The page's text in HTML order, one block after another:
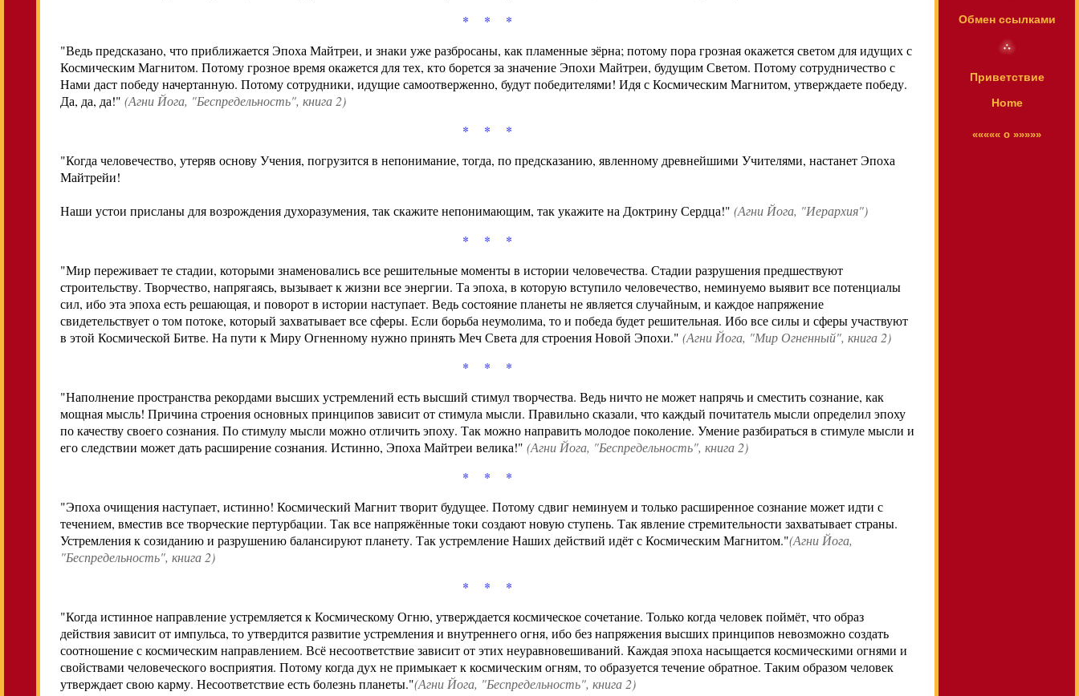
* * *
"Ведь предсказано, что приближается Эпоха Майтреи, и знаки уже разбросаны, как пламенные зёрна; потому пора грозная окажется светом для идущих с
Космическим Магнитом. Потому грозное время окажется для тех, кто борется за значение Эпохи Майтреи, будущим Светом. Потому сотрудничество с
Нами даст победу начертанную. Потому сотрудники, идущие самоотверженно, будут победителями! Идя с Космическим Магнитом, утверждаете победу.
Да, да, да!" (Агни Йога, "Беспредельность", книга 2)
* * *
"Когда человечество, утеряв основу Учения, погрузится в непонимание, тогда, по предсказанию, явленному древнейшими Учителями, настанет Эпоха
Майтрейи!
Наши устои присланы для возрождения духоразумения, так скажите непонимающим, так укажите на Доктрину Сердца!" (Агни Йога, "Иерархия")
* * *
"Мир переживает те стадии, которыми знаменовались все решительные моменты в истории человечества. Стадии разрушения предшествуют
строительству. Творчество, напрягаясь, вызывает к жизни все энергии. Та эпоха, в которую вступило человечество, неминуемо выявит все потенциалы
сил, ибо эта эпоха есть решающая, и поворот в истории наступает. Ведь состояние планеты не является случайным, и каждое напряжение
свидетельствует о том потоке, который захватывает все сферы. Если борьба неумолима, то и победа будет решительная. Ибо все силы и сферы участвуют
в этой Космической Битве. На пути к Миру Огненному нужно принять Меч Света для строения Новой Эпохи." (Агни Йога, "Мир Огненный", книга 2)
* * *
"Наполнение пространства рекордами высших устремлений есть высший стимул творчества. Ведь ничто не может напрячь и сместить сознание, как
мощная мысль! Причина строения основных принципов зависит от стимула мысли. Правильно сказали, что каждый почитатель мысли определил эпоху
по качеству своего сознания. По стимулу мысли можно отличить эпоху. Так можно направить молодое поколение. Умение разбираться в стимуле мысли и
его следствии может дать расширение сознания. Истинно, Эпоха Майтреи велика!" (Агни Йога, "Беспредельность", книга 2)
* * *
"Эпоха очищения наступает, истинно! Космический Магнит творит будущее. Потому сдвиг неминуем и только расширенное сознание может идти с
течением, вместив все творческие пертурбации. Так все напряжённые токи создают новую ступень. Так явление стремительности захватывает страны.
Устремления к созиданию и разрушению балансируют планету. Так устремление Наших действий идёт с Космическим Магнитом."(Агни Йога,
"Беспредельность", книга 2)
* * *
"Когда истинное направление устремляется к Космическому Огню, утверждается космическое сочетание. Только когда человек поймёт, что образ
действия зависит от импульса, то утвердится развитие устремления и внутреннего огня, ибо без напряжения высших принципов невозможно создать
соотношение с космическим направлением. Всё несоответствие зависит от этих неуравновешиваний. Каждая эпоха насыщается космическими огнями и
свойствами человеческого восприятия. Потому когда дух не примыкает к космическим огням, то образуется течение обратное. Таким образом человек
утверждает свою карму. Несоответствие есть болезнь планеты."(Агни Йога, "Беспредельность", книга 2)
Обмен ссылками
Приветствие
Home
««««« o »»»»»